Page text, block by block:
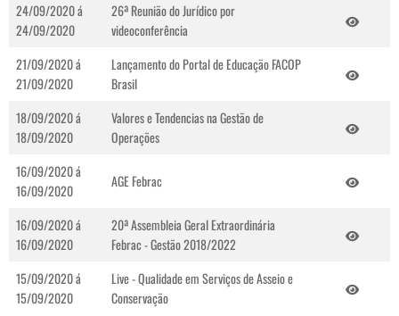
24/09/2020 á
24/09/2020
26ª Reunião do Jurídico por
videoconferência
21/09/2020 á
21/09/2020
Lançamento do Portal de Educação FACOP
Brasil
18/09/2020 á
18/09/2020
Valores e Tendencias na Gestão de
Operações
16/09/2020 á
16/09/2020
AGE Febrac
16/09/2020 á
16/09/2020
20ª Assembleia Geral Extraordinária
Febrac - Gestão 2018/2022
15/09/2020 á
15/09/2020
Live - Qualidade em Serviços de Asseio e
Conservação